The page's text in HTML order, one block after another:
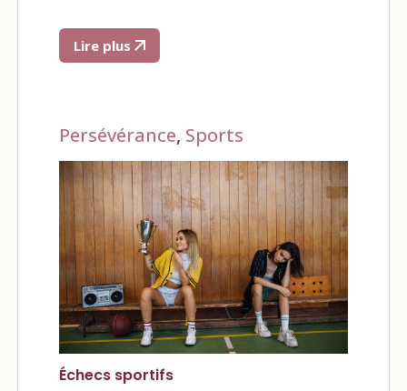
Lire plus
Persévérance, Sports
Échecs sportifs